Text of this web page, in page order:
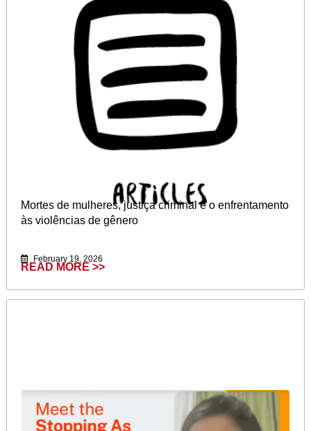
Mortes de mulheres, justiça criminal e o enfrentamento
às violências de gênero
February 19, 2026
READ MORE >>